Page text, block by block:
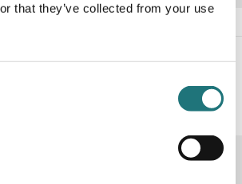
that they’ve collected from your use
- följ oss i sociala medier för